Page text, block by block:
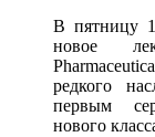
В пятницу
новое
редкого
первым
нового